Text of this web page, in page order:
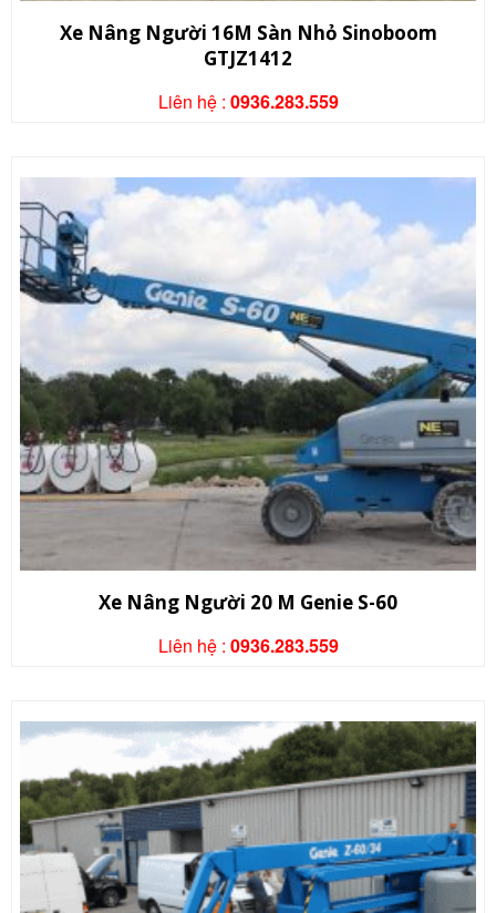
Xe Nâng Người 16M Sàn Nhỏ Sinoboom
GTJZ1412
Liên hệ : 0936.283.559
Xe Nâng Người 20 M Genie S-60
Liên hệ : 0936.283.559